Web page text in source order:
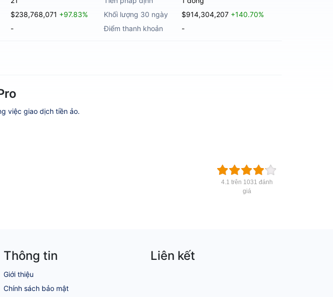
$238,768,071 +97.83% Khối lượng 30 ngày $914,304,207 +140.70%
- Điểm thanh khoản -
việc giao dịch tiền ảo.
4.1 trên 1031 đánh
giá
Thông tin
Giới thiệu
Chính sách bảo mật
Liên kết